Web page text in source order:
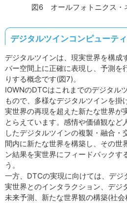
図6 オールフォトニクス・
デジタルツインコンピューテ
デジタルツインは、現実世界を構成
バー空間上に正確に表現し、予測を
りする概念です(図7)。
IOWNのDTCはこれまでのデジタル
もので、多様なデジタルツインを掛
実世界の再現を超えた新たな世界が
とらえています。感情や価値観など
したデジタルツインの複製・融合・
間内に新たな世界を構築し、その世
ン結果を実世界にフィードバックす
う。
一方、DTCの実現に向けては、デジ
実世界とのインタラクション、デジ
未来予測、新たな世界観の構築(社